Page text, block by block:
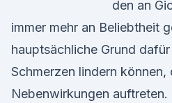
den an
immer mehr an Beliebtheit
hauptsächliche Grund
Schmerzen lindern können,
Nebenwirkungen